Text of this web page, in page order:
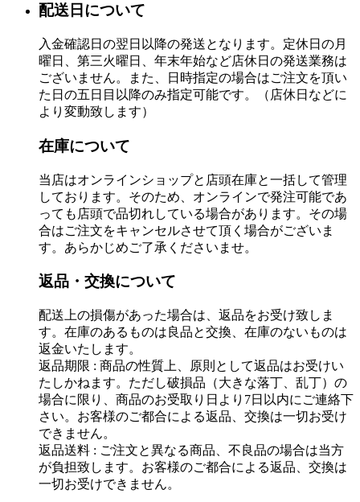
配送日について
入金確認日の翌日以降の発送となります。定休日の月
曜日、第三火曜日、年末年始など店休日の発送業務は
ございません。また、日時指定の場合はご注文を頂い
た日の五日目以降のみ指定可能です。（店休日などに
より変動致します）
在庫について
当店はオンラインショップと店頭在庫と一括して管理
しております。そのため、オンラインで発注可能であ
っても店頭で品切れしている場合があります。その場
合はご注文をキャンセルさせて頂く場合がございま
す。あらかじめご了承くださいませ。
返品・交換について
配送上の損傷があった場合は、返品をお受け致しま
す。在庫のあるものは良品と交換、在庫のないものは
返金いたします。
返品期限 : 商品の性質上、原則として返品はお受けい
たしかねます。ただし破損品（大きな落丁、乱丁）の
場合に限り、商品のお受取り日より7日以内にご連絡下
さい。お客様のご都合による返品、交換は一切お受け
できません。
返品送料 : ご注文と異なる商品、不良品の場合は当方
が負担致します。お客様のご都合による返品、交換は
一切お受けできません。